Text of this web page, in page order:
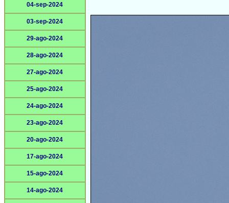
04-sep-2024
03-sep-2024
29-ago-2024
28-ago-2024
27-ago-2024
25-ago-2024
24-ago-2024
23-ago-2024
20-ago-2024
17-ago-2024
15-ago-2024
14-ago-2024